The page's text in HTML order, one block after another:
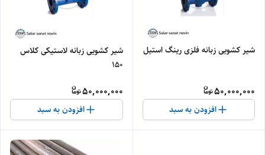
شیر کشویی زبانه فلزی رینگ استیل
50,000,000
افزودن به سبد
شیر کشویی زبانه لاستیکی کلاس
150
50,000,000
افزودن به سبد